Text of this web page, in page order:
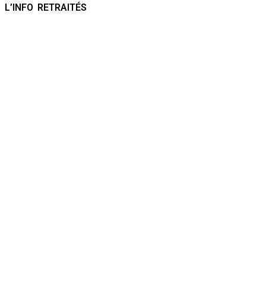
L’INFO RETRAITÉS